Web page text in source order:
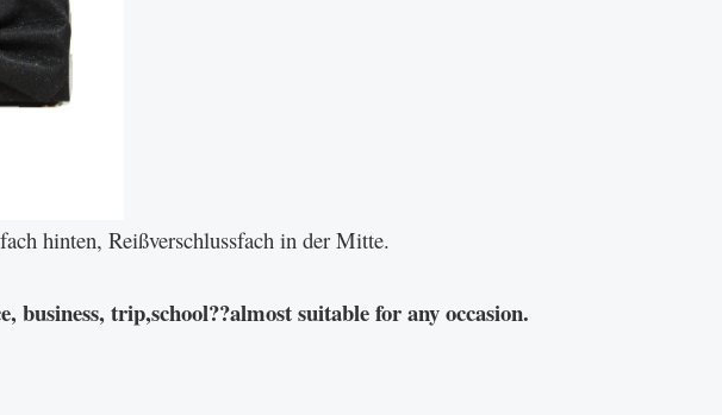
hinten, Reißverschlussfach in der Mitte.
business, trip,school??almost suitable for any occasion.